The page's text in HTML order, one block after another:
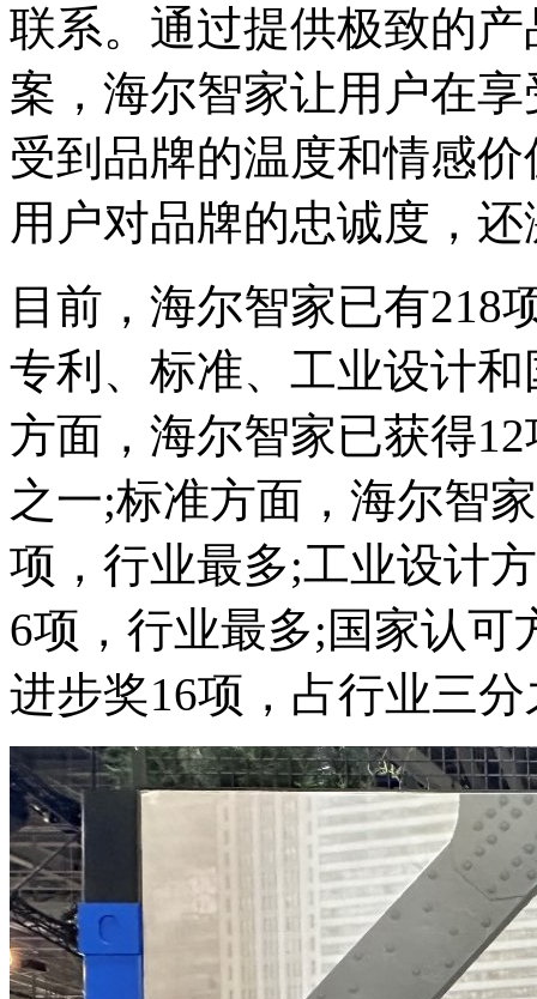
联系。通过提供极致的
案，海尔智家让用户在
受到品牌的温度和情感
用户对品牌的忠诚度，
目前，海尔智家已有218
专利、标准、工业设计
方面，海尔智家已获得
之一;标准方面，海尔智
项，行业最多;工业设计
6项，行业最多;国家认
进步奖16项，占行业三